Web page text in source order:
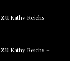
zu Kathy Reichs –
zu Kathy Reichs –